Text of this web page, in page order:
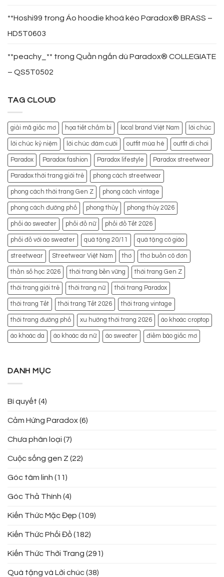
**Hoshi99 trong Áo hoodie khoá kéo Paradox® BRASS –
HD5T0603
**peachy_** trong Quần ngắn dù Paradox® COLLEGIATE
– QS5T0502
TAG CLOUD
giải mã giấc mơ họa tiết chấm bi local brand Việt Nam lời chúc
lời chúc kỷ niệm lời chúc đám cưới outfit mùa hè outfit đi chơi
Paradox Paradox fashion Paradox lifestyle Paradox streetwear
Paradox thời trang giới trẻ phong cách streetwear
phong cách thời trang Gen Z phong cách vintage
phong cách đường phố phong thủy phong thủy 2026
phối áo sweater phối đồ nữ phối đồ Tết 2026
phối đồ với áo sweater quà tặng 20/11 quà tặng cô giáo
streetwear Streetwear Việt Nam thơ thơ buồn cô đơn
thần số học 2026 thời trang bền vững thời trang Gen Z
thời trang giới trẻ thời trang nữ thời trang Paradox
thời trang Tết thời trang Tết 2026 thời trang vintage
thời trang đường phố xu hướng thời trang 2026 áo khoác croptop
áo khoác da áo khoác da nữ áo sweater điềm báo giấc mơ
DANH MỤC
Bí quyết (4)
Cảm Hứng Paradox(6)
Chưa phân loại (7)
Cuộc sống gen Z (22)
Góc tâm linh (11)
Góc Thả Thính (4)
Kiến Thức Mặc Đẹp (109)
Kiến Thức Phối Đồ(182)
Kiến Thức Thời Trang (291)
Quà tặng và Lời chúc(38)